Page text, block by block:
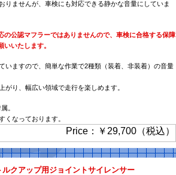
りませんが、車検にも対応できる静かな音量にしていま
の公認マフラーではありませんので、車検に合格する保障
いたします。
いますので、簡単な作業で2種類（装着、非装着）の音量
り、幅広い領域で走行を楽しめます。
。
くなっております。
ルクアップ用ジョイントサイレンサー